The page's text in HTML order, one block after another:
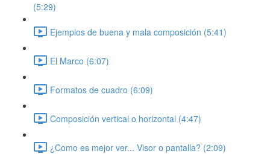
(5:29)
Ejemplos de buena y mala composición (5:41)
El Marco (6:07)
Formatos de cuadro (6:09)
Composición vertical o horizontal (4:47)
¿Como es mejor ver... Visor o pantalla? (2:09)